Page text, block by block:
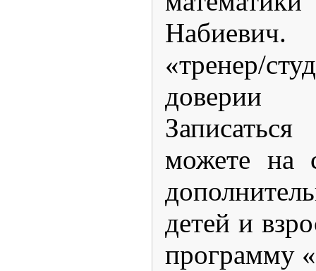
«тренер/
можете на
детей и
программу